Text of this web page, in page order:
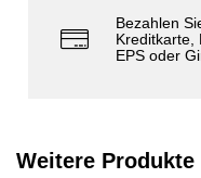
Bezahlen
Kreditkarte,
EPS oder
Weitere Produkte